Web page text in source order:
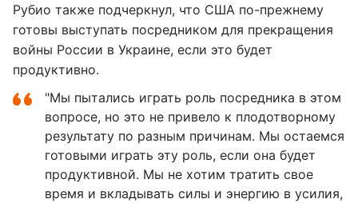
Рубио также подчеркнул, что США по-прежнему
готовы выступать посредником для прекращения
войны России в Украине, если это будет
продуктивно.
"Мы пытались играть роль посредника в этом
вопросе, но это не привело к плодотворному
результату по разным причинам. Мы остаемся
готовыми играть эту роль, если она будет
продуктивной. Мы не хотим тратить свое
время и вкладывать силы и энергию в усилия,